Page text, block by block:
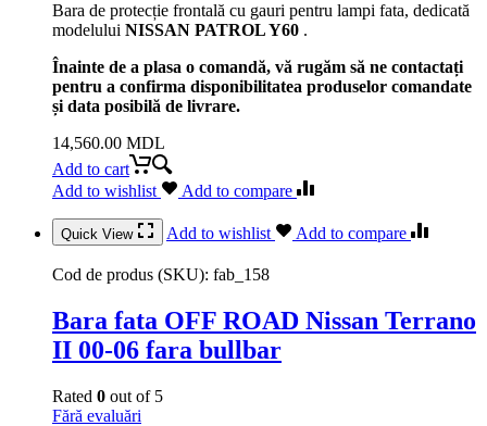
Bara de protecție frontală cu gauri pentru lampi fata, dedicată
modelului NISSAN PATROL Y60 .
Înainte de a plasa o comandă, vă rugăm să ne contactați
pentru a confirma disponibilitatea produselor comandate
și data posibilă de livrare.
14,560.00 MDL
Add to cart
Add to wishlist
Add to compare
Quick View Add to wishlist Add to compare
Cod de produs (SKU): fab_158
Bara fata OFF ROAD Nissan Terrano
II 00-06 fara bullbar
Rated 0 out of 5
Fără evaluări